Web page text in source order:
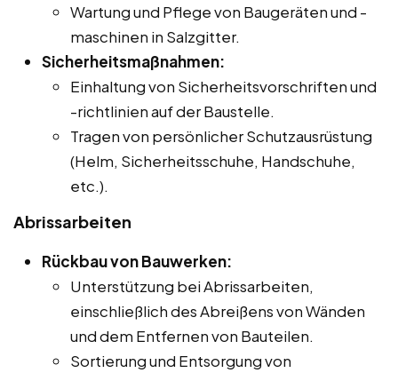
Wartung und Pflege von Baugeräten und -
maschinen in Salzgitter.
Sicherheitsmaßnahmen:
Einhaltung von Sicherheitsvorschriften und
-richtlinien auf der Baustelle.
Tragen von persönlicher Schutzausrüstung
(Helm, Sicherheitsschuhe, Handschuhe,
etc.).
Abrissarbeiten
Rückbau von Bauwerken:
Unterstützung bei Abrissarbeiten,
einschließlich des Abreißens von Wänden
und dem Entfernen von Bauteilen.
Sortierung und Entsorgung von